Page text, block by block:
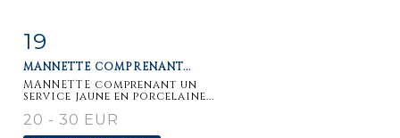
détaillée
19
MANNETTE COMPRENANT...
MANNETTE comprenant un
service jaune en porcelaine...
20 - 30 EUR